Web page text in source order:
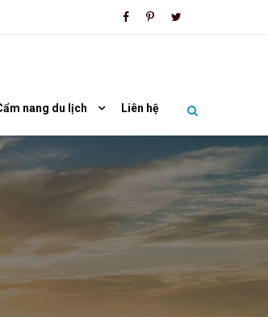
nang du lịch Liên hệ